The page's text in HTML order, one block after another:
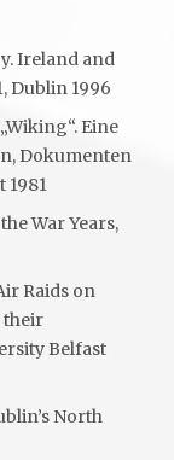
Ireland and
Dublin 1996
Eine
Dokumenten
1981
War Years,
Raids on
their
Belfast
North